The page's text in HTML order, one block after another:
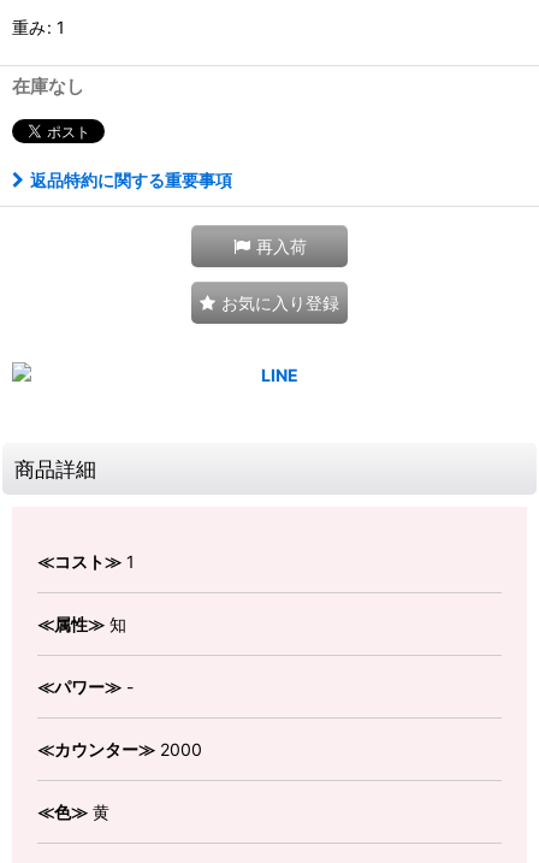
重み: 1
在庫なし
返品特約に関する重要事項
再入荷
お気に入り登録
商品詳細
≪コスト≫ 1
≪属性≫ 知
≪パワー≫ -
≪カウンター≫ 2000
≪色≫ 黄